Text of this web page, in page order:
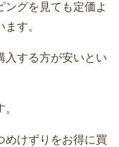
ングを見ても定価よ
す。
入する方が安いとい
めけずりをお得に買